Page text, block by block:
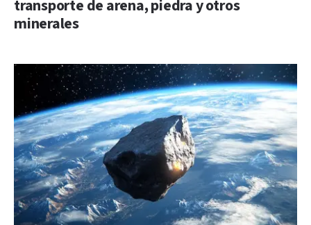
transporte de arena, piedra y otros
minerales